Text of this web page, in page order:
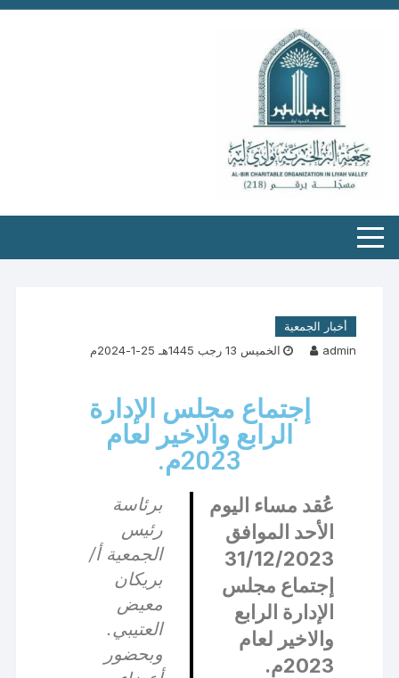
أخبار الجمعية
admin
الخميس 13 رجب 1445هـ 25-1-2024م
إجتماع مجلس الإدارة
الرابع والاخير لعام
2023م.
عُقد مساء اليوم
الأحد الموافق
31/12/2023
إجتماع مجلس
الإدارة الرابع
والاخير لعام
2023م.
برئاسة
رئيس
الجمعية أ/
بريكان
معيض
العتيبي.
وبحضور